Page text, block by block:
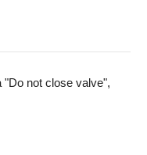
not close valve",